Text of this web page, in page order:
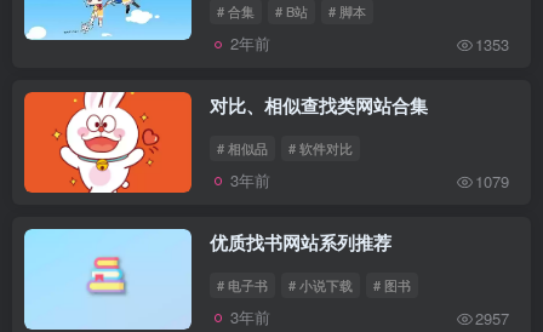
# 合集 # B站 # 脚本
2年前 1353
对比、相似查找类网站合集
# 相似品 # 软件对比
3年前 1079
优质找书网站系列推荐
# 电子书 # 小说下载 # 图书
3年前 2957